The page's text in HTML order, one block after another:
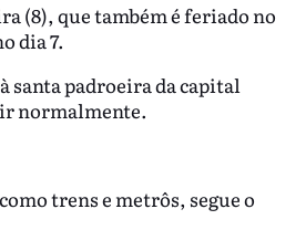
(8), que também é feriado no
dia 7.
santa padroeira da capital
normalmente.
trens e metrôs, segue o